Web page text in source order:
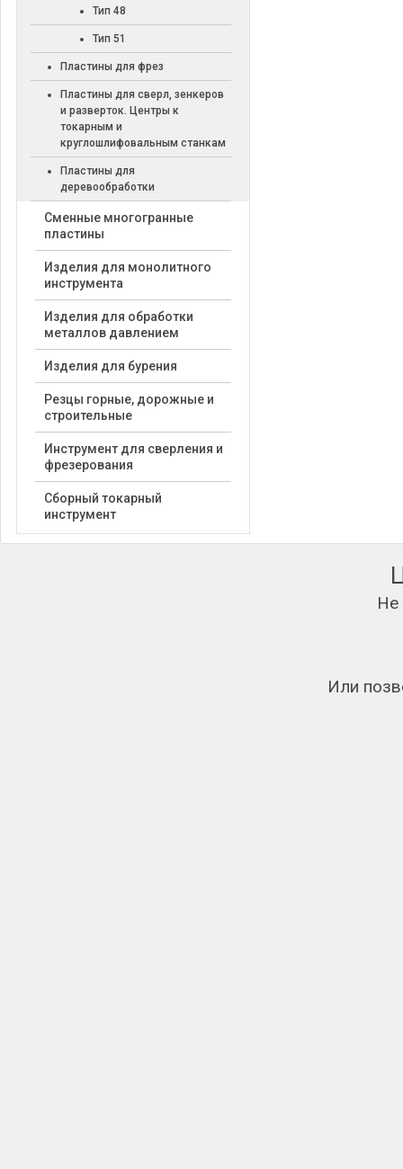
Тип 48
Тип 51
Пластины для фрез
Пластины для сверл, зенкеров
и разверток. Центры к
токарным и
круглошлифовальным станкам
Пластины для
деревообработки
Cменные многогранные
пластины
Изделия для монолитного
инструмента
Изделия для обработки
металлов давлением
Изделия для бурения
Резцы горные, дорожные и
строительные
Инструмент для сверления и
фрезерования
Сборный токарный
инструмент
Не
Или